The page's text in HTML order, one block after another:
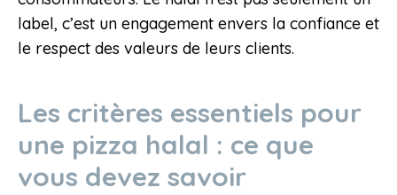
label, c’est un engagement envers la confiance et
le respect des valeurs de leurs clients.
Les critères essentiels pour
une pizza halal : ce que
vous devez savoir